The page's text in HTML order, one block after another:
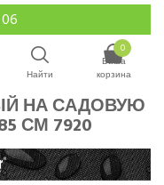
Найти
0
Ваша
корзина
НА САДОВУЮ
СМ 7920